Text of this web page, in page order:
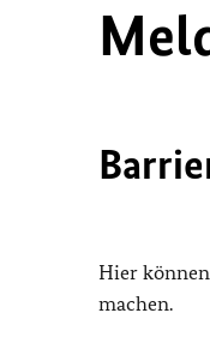
Hier
machen.